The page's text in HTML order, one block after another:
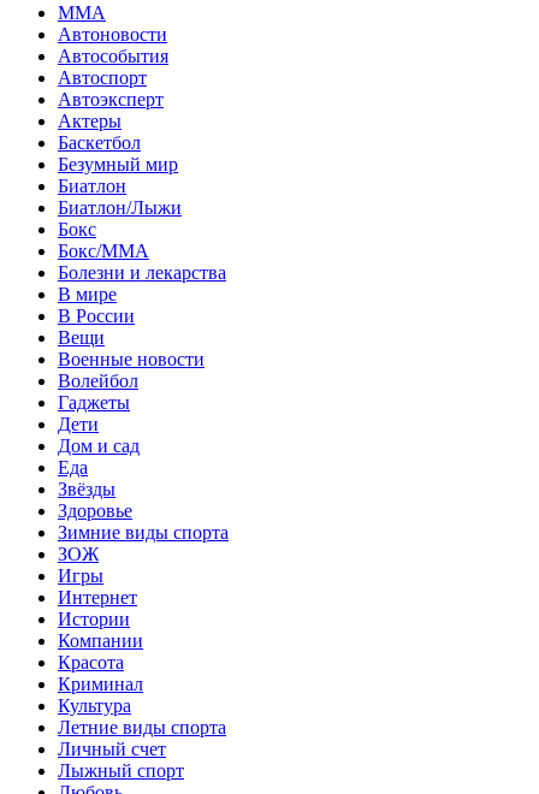
MMA
Автоновости
Автособытия
Автоспорт
Автоэксперт
Актеры
Баскетбол
Безумный мир
Биатлон
Биатлон/Лыжи
Бокс
Бокс/MMA
Болезни и лекарства
В мире
В России
Вещи
Военные новости
Волейбол
Гаджеты
Дети
Дом и сад
Еда
Звёзды
Здоровье
Зимние виды спорта
ЗОЖ
Игры
Интернет
Истории
Компании
Красота
Криминал
Культура
Летние виды спорта
Личный счет
Лыжный спорт